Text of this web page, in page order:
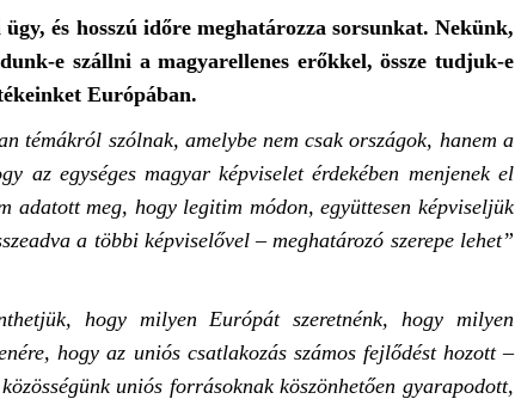
ügy, és hosszú időre meghatározza sorsunkat. Nekünk,
e szállni a magyarellenes erőkkel, össze tudjuk-e
Európában.
témákról szólnak, amelybe nem csak országok, hanem a
az egységes magyar képviselet érdekében menjenek el
adatott meg, hogy legitim módon, együttesen képviseljük
a többi képviselővel – meghatározó szerepe lehet”
hogy milyen Európát szeretnénk, hogy milyen
hogy az uniós csatlakozás számos fejlődést hozott –
uniós forrásoknak köszönhetően gyarapodott,